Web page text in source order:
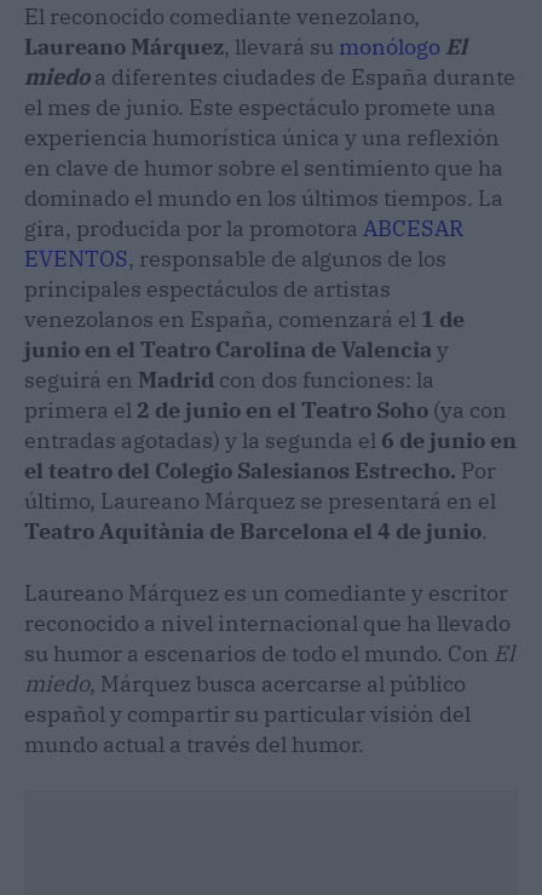
El reconocido comediante venezolano,
Laureano Márquez, llevará su monólogo El
miedoa diferentes ciudades de España durante
el mes de junio. Este espectáculo promete una
experiencia humorística única y una reflexión
en clave de humor sobre el sentimiento que ha
dominado el mundo en los últimos tiempos. La
gira, producida por la promotora ABCESAR
EVENTOS, responsable de algunos de los
principales espectáculos de artistas
venezolanos en España, comenzará el 1 de
junio en el Teatro Carolina de Valencia y
seguirá en Madrid con dos funciones: la
primera el 2 de junio en el Teatro Soho (ya con
entradas agotadas) y la segunda el 6 de junio en
el teatro del Colegio Salesianos Estrecho. Por
último, Laureano Márquez se presentará en el
Teatro Aquitània de Barcelona el 4 de junio.
Laureano Márquez es un comediante y escritor
reconocido a nivel internacional que ha llevado
su humor a escenarios de todo el mundo. Con El
miedo, Márquez busca acercarse al público
español y compartir su particular visión del
mundo actual a través del humor.